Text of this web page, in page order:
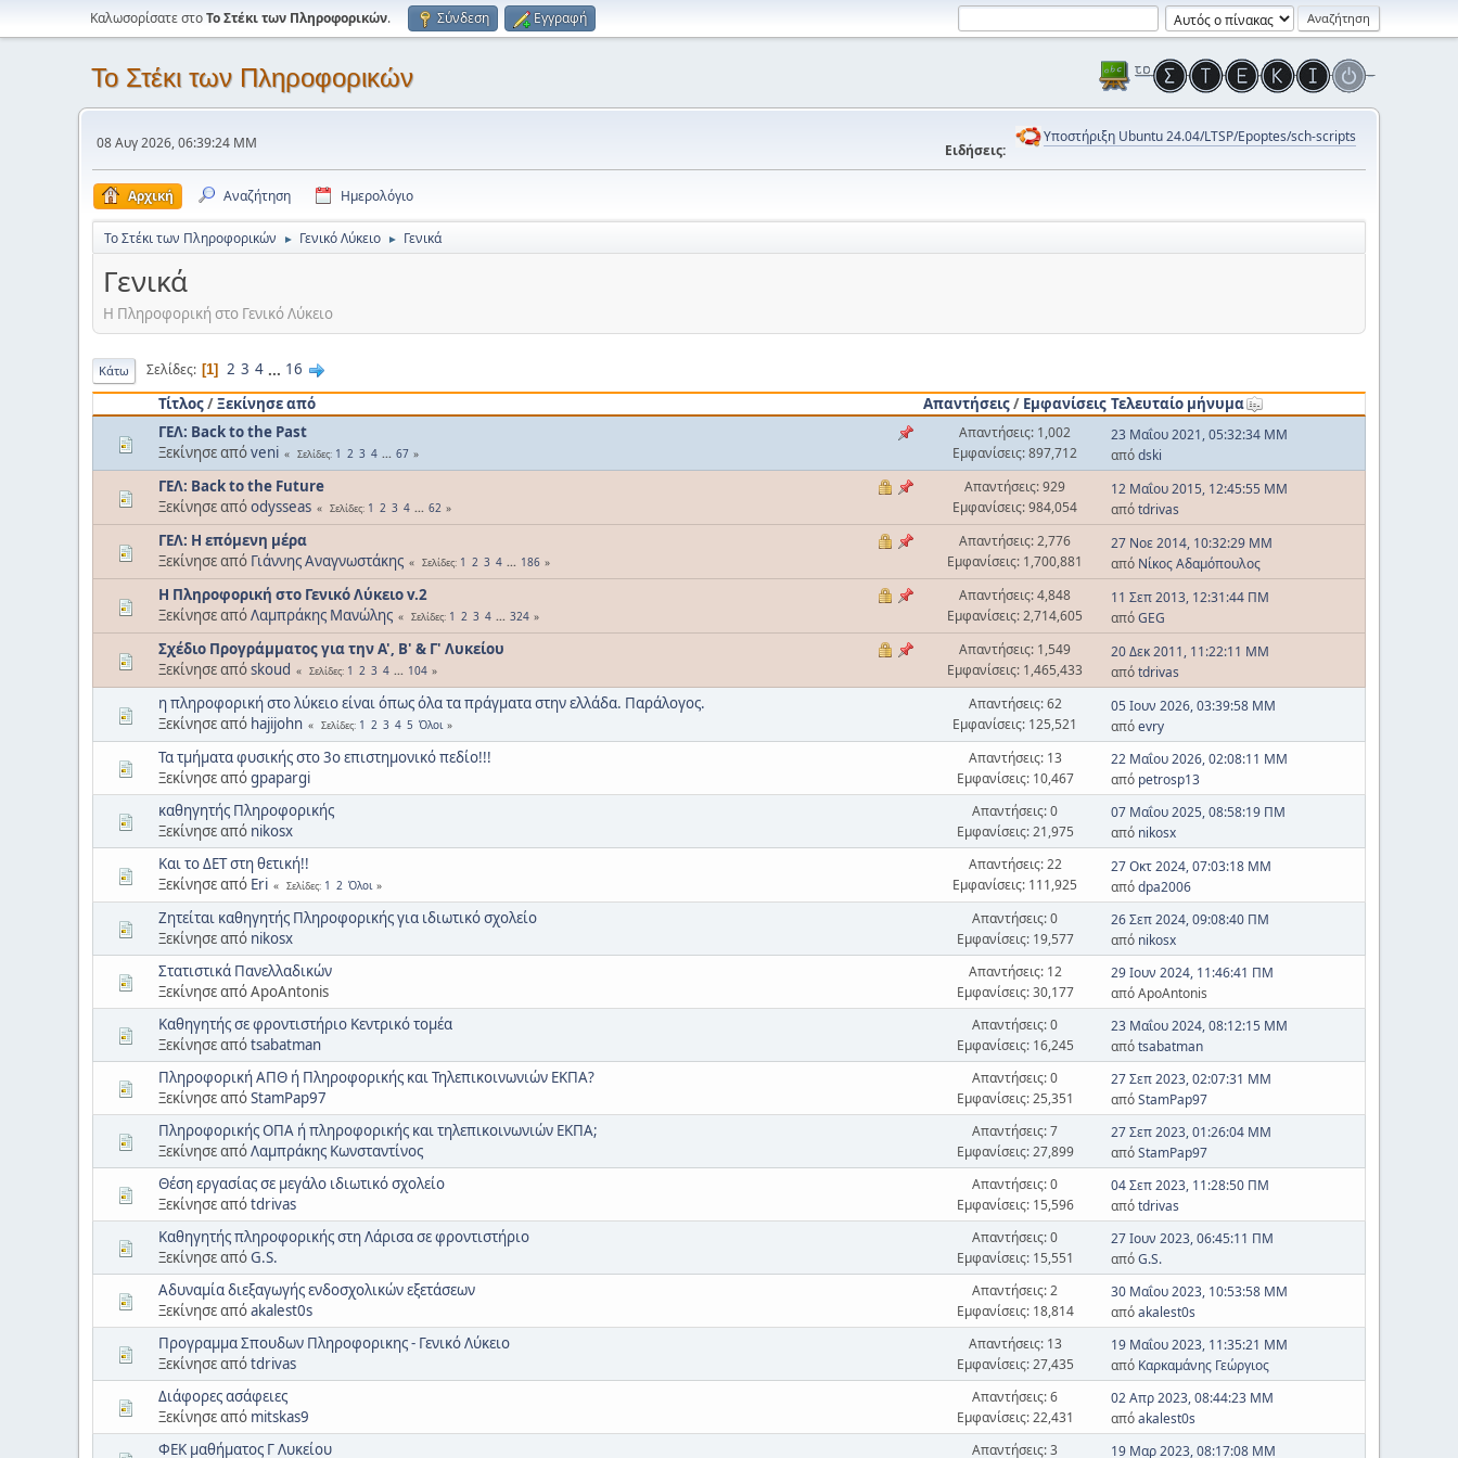
Καλωσορίσατε στοΤο Στέκι των Πληροφορικών. Σύνδεση Εγγραφή
Το Στέκι των Πληροφορικών
08 Αυγ 2026, 06:39:24 ΜΜ Ειδήσεις:
Υποστήριξη Ubuntu 24.04/LTSP/Epoptes/sch-scripts
Αρχική Αναζήτηση Ημερολόγιο
Το Στέκι των Πληροφορικών ► Γενικό Λύκειο ► Γενικά
Γενικά
Η Πληροφορική στο Γενικό Λύκειο
Κάτω Σελίδες 1 2 3 4 ... 16
Τίτλος/Ξεκίνησε από Απαντήσεις/ Εμφανίσεις Τελευταίο μήνυμα
ΓΕΛ: Back to the Past
Ξεκίνησε απόveni Σελίδες 1 2 3 4 ... 67
Απαντήσεις: 1,002
Εμφανίσεις: 897,712
23 Μαΐου 2021, 05:32:34 ΜΜ
απόdski
ΓΕΛ: Back to the Future
Ξεκίνησε απόodysseas Σελίδες 1 2 3 4 ... 62
Απαντήσεις: 929
Εμφανίσεις: 984,054
12 Μαΐου 2015, 12:45:55 ΜΜ
απόtdrivas
ΓΕΛ: Η επόμενη μέρα
Ξεκίνησε από Γιάννης Αναγνωστάκης Σελίδες 1 2 3 4 ... 186
Απαντήσεις: 2,776
Εμφανίσεις: 1,700,881
27 Νοε 2014, 10:32:29 ΜΜ
από Νίκος Αδαμόπουλος
Η Πληροφορική στο Γενικό Λύκειο v.2
Ξεκίνησε απόΛαμπράκης Μανώλης Σελίδες 1 2 3 4 ... 324
Απαντήσεις: 4,848
Εμφανίσεις: 2,714,605
11 Σεπ 2013, 12:31:44 ΠΜ
απόGEG
Σχέδιο Προγράμματος για την Α', Β' & Γ' Λυκείου
Ξεκίνησε απόskoud Σελίδες 1 2 3 4 ... 104
Απαντήσεις: 1,549
Εμφανίσεις: 1,465,433
20 Δεκ 2011, 11:22:11 ΜΜ
απόtdrivas
η πληροφορική στο λύκειο είναι όπως όλα τα πράγματα στην ελλάδα. Παράλογος.
Ξεκίνησε από hajijohn Σελίδες 1 2 3 4 5 Όλοι
Απαντήσεις: 62
Εμφανίσεις: 125,521
05 Ιουν 2026, 03:39:58 ΜΜ
απόevry
Τα τμήματα φυσικής στο 3ο επιστημονικό πεδίο!!!
Ξεκίνησε απόgpapargi
Απαντήσεις: 13
Εμφανίσεις: 10,467
22 Μαΐου 2026, 02:08:11 ΜΜ
από petrosp13
καθηγητής Πληροφορικής
Ξεκίνησε από nikosx
Απαντήσεις: 0
Εμφανίσεις: 21,975
07 Μαΐου 2025, 08:58:19 ΠΜ
από nikosx
Και το ΔΕΤ στη θετική!!
Ξεκίνησε από Eri Σελίδες 1 2 Όλοι
Απαντήσεις: 22
Εμφανίσεις: 111,925
27 Οκτ 2024, 07:03:18 ΜΜ
απόdpa2006
Ζητείται καθηγητής Πληροφορικής για ιδιωτικό σχολείο
Ξεκίνησε από nikosx
Απαντήσεις: 0
Εμφανίσεις: 19,577
26 Σεπ 2024, 09:08:40 ΠΜ
από nikosx
Στατιστικά Πανελλαδικών
Ξεκίνησε από ApoAntonis
Απαντήσεις: 12
Εμφανίσεις: 30,177
29 Ιουν 2024, 11:46:41 ΠΜ
από ApoAntonis
Καθηγητής σε φροντιστήριο Κεντρικό τομέα
Ξεκίνησε απόtsabatman
Απαντήσεις: 0
Εμφανίσεις: 16,245
23 Μαΐου 2024, 08:12:15 ΜΜ
απόtsabatman
Πληροφορική ΑΠΘ ή Πληροφορικής και Τηλεπικοινωνιών ΕΚΠΑ?
Ξεκίνησε απόStamPap97
Απαντήσεις: 0
Εμφανίσεις: 25,351
27 Σεπ 2023, 02:07:31 ΜΜ
απόStamPap97
Πληροφορικής ΟΠΑ ή πληροφορικής και τηλεπικοινωνιών ΕΚΠΑ;
Ξεκίνησε απόΛαμπράκης Κωνσταντίνος
Απαντήσεις: 7
Εμφανίσεις: 27,899
27 Σεπ 2023, 01:26:04 ΜΜ
απόStamPap97
Θέση εργασίας σε μεγάλο ιδιωτικό σχολείο
Ξεκίνησε απόtdrivas
Απαντήσεις: 0
Εμφανίσεις: 15,596
04 Σεπ 2023, 11:28:50 ΠΜ
απόtdrivas
Καθηγητής πληροφορικής στη Λάρισα σε φροντιστήριο
Ξεκίνησε απόG.S.
Απαντήσεις: 0
Εμφανίσεις: 15,551
27 Ιουν 2023, 06:45:11 ΠΜ
απόG.S.
Αδυναμία διεξαγωγής ενδοσχολικών εξετάσεων
Ξεκίνησε απόakalest0s
Απαντήσεις: 2
Εμφανίσεις: 18,814
30 Μαΐου 2023, 10:53:58 ΜΜ
απόakalest0s
Προγραμμα Σπουδων Πληροφορικης - Γενικό Λύκειο
Ξεκίνησε απόtdrivas
Απαντήσεις: 13
Εμφανίσεις: 27,435
19 Μαΐου 2023, 11:35:21 ΜΜ
από Καρκαμάνης Γεώργιος
Διάφορες ασάφειες
Ξεκίνησε από mitskas9
Απαντήσεις: 6
Εμφανίσεις: 22,431
02 Απρ 2023, 08:44:23 ΜΜ
απόakalest0s
ΦΕΚ μαθήματος Γ Λυκείου Απαντήσεις: 3 19 Μαρ 2023, 08:17:08 ΜΜ